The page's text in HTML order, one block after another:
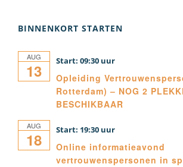
BINNENKORT STARTEN
AUG
13 09:30
Opleiding
Rotterdam) – NOG 2
BESCHIKBAAR
AUG
18 19:30
Online informatieavond
vertrouwenspersonen in